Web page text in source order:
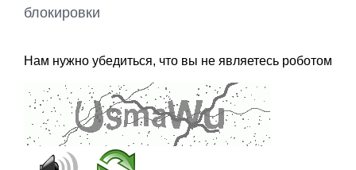
блокировки
Нам нужно убедиться, что вы не являетесь роботом